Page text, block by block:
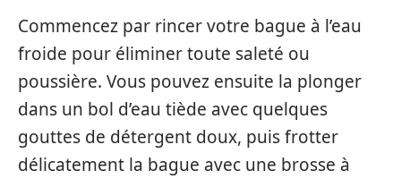
Commencez par rincer votre bague à l’eau
froide pour éliminer toute saleté ou
poussière. Vous pouvez ensuite la plonger
dans un bol d’eau tiède avec quelques
gouttes de détergent doux, puis frotter
délicatement la bague avec une brosse à